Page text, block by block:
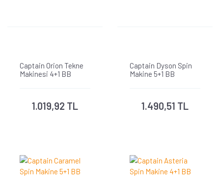
Captain Orion Tekne
Makinesi 4+1 BB
1.019,92 TL
Captain Dyson Spin
Makine 5+1 BB
1.490,51 TL